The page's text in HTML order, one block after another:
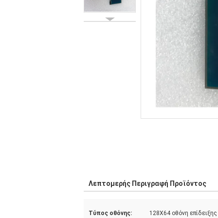
Λεπτομερής Περιγραφή Προϊόντος
Τύπος οθόνης: 128X64 οθόνη